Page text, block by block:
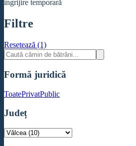
îngrijire temporară
Filtre
Resetează (1)
Formă juridică
ToatePrivatPublic
Județ